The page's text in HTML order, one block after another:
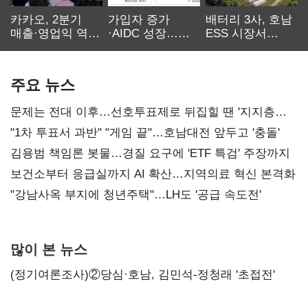
카카오, 2분기
매출·영업익 역대
가입자 증가
·AIDC 성장…
배터리 3사, 호남
ESS 시장서
주요 뉴스
문제는 전대 이후…선호투표제로 뒤집힐 땐 '지지층
불복'
"1차 투표서 과반" "게임 끝"…호남대전 앞두고 '충돌'
김용범 책임론 봇물…경질 요구에 'ETF 특검' 주장까지
보건소부터 응급실까지 AI 확산…지역의료 혁신 본격화
"강남사옥 부지에 청년주택"…LH도 '공급 속도전'
많이 본 뉴스
(정기여론조사)②당심·호남, 김민석-정청래 '초접전'